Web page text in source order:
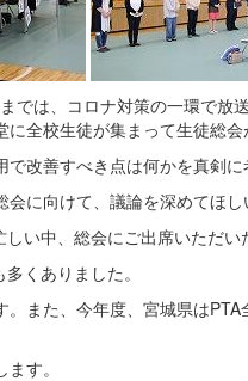
は、コロナ対策の一環で放
全校生徒が集まって生徒総会
改善すべき点は何かを真剣に
に向けて、議論を深めてほ
い中、総会にご出席いただい
多くありました。
また、今年度、宮城県は
す。